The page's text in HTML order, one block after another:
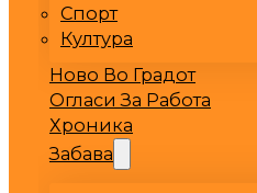
Спорт
Култура
Ново Во Градот
Огласи За Работа
Хроника
Забава